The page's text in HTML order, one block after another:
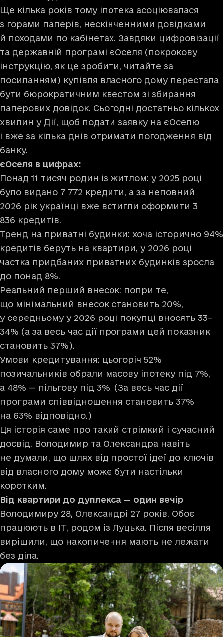
Ще кілька років тому іпотека асоціювалася
з горами паперів, нескінченними довідками
й походами по кабінетах. Завдяки цифровізації
та державній програмі єОселя (покрокову
інструкцію, як це зробити, читайте за
посиланням) купівля власного дому перестала
бути бюрократичним квестом зі збирання
паперових довідок. Сьогодні достатньо кількох
хвилин у Дії, щоб подати заявку на єОселю
і вже за кілька днів отримати погодження від
банку.
єОселя в цифрах:
Понад 11 тисяч родин із житлом: у 2025 році
було видано 7 772 кредити, а за неповний
2026 рік українці вже встигли оформити 3
836 кредитів.
Тренд на приватні будинки: хоча історично 94%
кредитів беруть на квартири, у 2026 році
частка придбаних приватних будинків зросла
до понад 8%.
Реальний перший внесок: попри те,
що мінімальний внесок становить 20%,
у середньому у 2026 році покупці вносять 33–
34% (а за весь час дії програми цей показник
становить 37%).
Умови кредитування: цьогоріч 52%
позичальників обрали масову іпотеку під 7%,
а 48% — пільгову під 3%. (За весь час дії
програми співвідношення становить 37%
на 63% відповідно.)
Ця історія саме про такий стрімкий і сучасний
досвід. Володимир та Олександра навіть
не думали, що шлях від простої ідеї до ключів
від власного дому може бути настільки
коротким.
Від квартири до дуплекса — один вечір
Володимиру 28, Олександрі 27 років. Обоє
працюють в ІТ, родом із Луцька. Після весілля
вирішили, що накопичення мають не лежати
без діла.